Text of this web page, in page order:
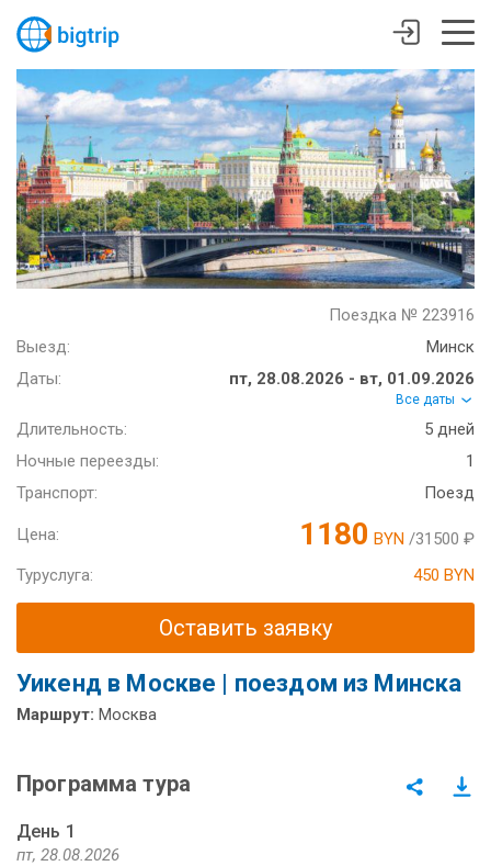
Поездка № 223916
Выезд:
Минск
Даты:
пт, 28.08.2026 - вт, 01.09.2026
Все даты
Длительность:
5 дней
Ночные переезды:
1
Транспорт:
Поезд
Цена: 1180 BYN /31500 ₽
Туруслуга:
450 BYN
Оставить заявку
Уикенд в Москве | поездом из Минска
Маршрут: Москва
Программа тура
День 1
пт, 28.08.2026